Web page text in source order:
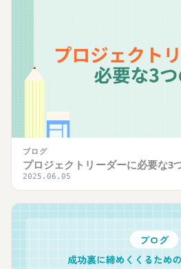
ブログ
プロジェクトリーダーに必要な3
2025.06.05